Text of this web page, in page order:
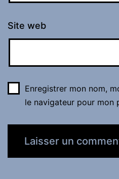
Site web
Enregistrer mon nom,
le navigateur pour mon